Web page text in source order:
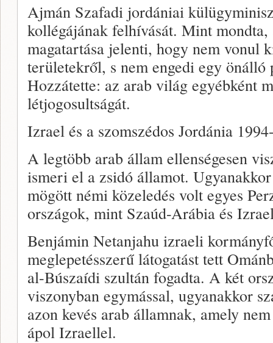
Ajmán Szafadi jordániai
kollégájának felhívását. Mint
magatartása jelenti, hogy nem vonul
területekről, s nem engedi egy önálló
Hozzátette: az arab világ egyébként
létjogosultságát.
Izrael és a szomszédos Jordánia
A legtöbb arab állam ellenségesen
ismeri el a zsidó államot.
mögött némi közeledés volt egyes
országok, mint Szaúd-Arábia és
Benjámin Netanjahu izraeli
meglepetésszerű látogatást tett
al-Búszaídi szultán fogadta. A két
viszonyban egymással, ugyanakkor
azon kevés arab államnak, amely
ápol Izraellel.